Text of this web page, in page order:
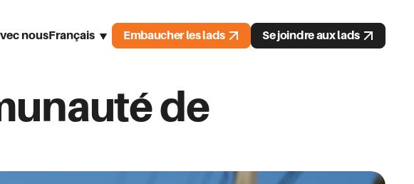
nousFrançais
Español
Embaucher les lads Se joindre aux lads
de